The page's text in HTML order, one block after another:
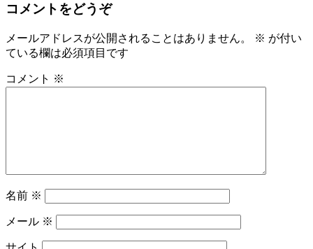
コメントをどうぞ
メールアドレスが公開されることはありません。 ※ が付い
ている欄は必須項目です
コメント ※
名前 ※
メール ※